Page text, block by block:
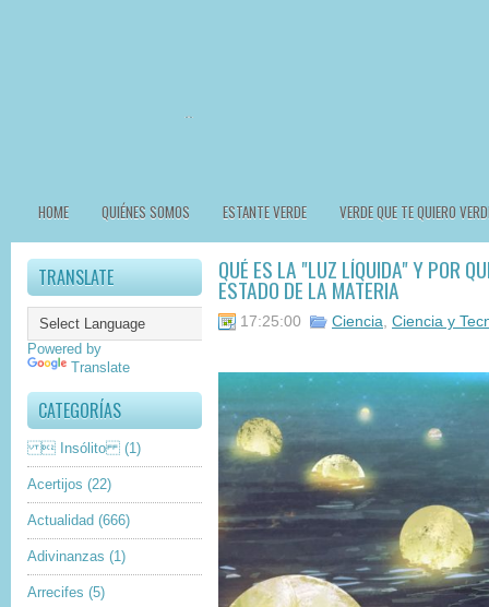
HOME QUIÉNES SOMOS ESTANTE VERDE VERDE QUE TE QUIERO
TRANSLATE
Powered by
Translate
CATEGORÍAS
 Insólito (1)
Acertijos (22)
Actualidad (666)
Adivinanzas (1)
Arrecifes (5)
QUÉ ES LA "LUZ LÍQUIDA" Y POR
ESTADO DE LA MATERIA
17:25:00 Ciencia, Ciencia y